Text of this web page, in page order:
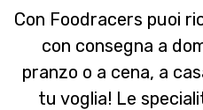
Con Foodracers puoi
con consegna a
pranzo o a cena, a
tu voglia! Le